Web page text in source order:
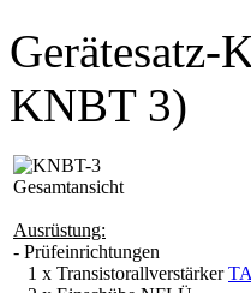
Gerätesatz-
KNBT 3)
Gesamtansicht
Ausrüstung:
- Prüfeinrichtungen
1 x Transistorallverstärker